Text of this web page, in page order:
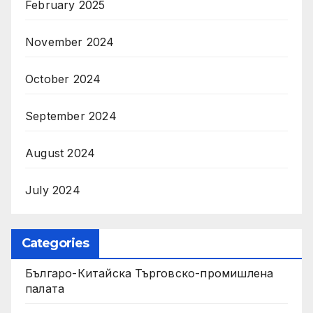
February 2025
November 2024
October 2024
September 2024
August 2024
July 2024
Categories
Българо-Китайска Търговско-промишлена
палaта